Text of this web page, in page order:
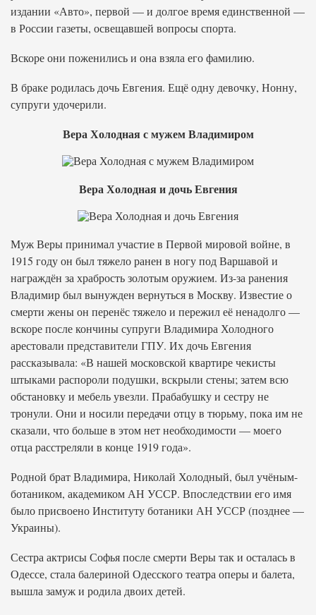
издании «Авто», первой — и долгое время единственной —
в России газеты, освещавшей вопросы спорта.
Вскоре они поженились и она взяла его фамилию.
В браке родилась дочь Евгения. Ещё одну девочку, Нонну,
супруги удочерили.
Вера Холодная с мужем Владимиром
Вера Холодная и дочь Евгения
Муж Веры принимал участие в Первой мировой войне, в
1915 году он был тяжело ранен в ногу под Варшавой и
награждён за храбрость золотым оружием. Из-за ранения
Владимир был вынужден вернуться в Москву. Известие о
смерти жены он перенёс тяжело и пережил её ненадолго —
вскоре после кончины супруги Владимира Холодного
арестовали представители ГПУ. Их дочь Евгения
рассказывала: «В нашей московской квартире чекисты
штыками распороли подушки, вскрыли стены; затем всю
обстановку и мебель увезли. Прабабушку и сестру не
тронули. Они и носили передачи отцу в тюрьму, пока им не
сказали, что больше в этом нет необходимости — моего
отца расстреляли в конце 1919 года».
Родной брат Владимира, Николай Холодный, был учёным-
ботаником, академиком АН УССР. Впоследствии его имя
было присвоено Институту ботаники АН УССР (позднее —
Украины).
Сестра актрисы Софья после смерти Веры так и осталась в
Одессе, стала балериной Одесского театра оперы и балета,
вышла замуж и родила двоих детей.